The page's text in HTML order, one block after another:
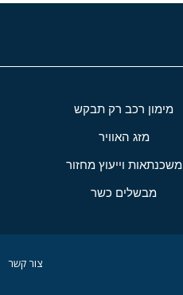
מימון רכב רק תבקש
מזג האוויר
משכנתאות וייעוץ מחזור
מבשלים כשר
צור קשר